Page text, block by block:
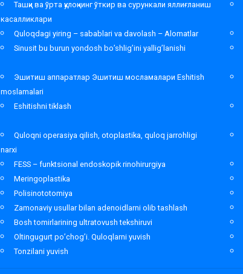
Ташқи ва ўрта қулоқнинг ўткир ва сурункали яллиғланиш
касалликлари
Quloqdagi yiring – sabablari va davolash – Alomatlar
Sinusit bu burun yondosh bo’shlig’ini yallig’lanishi
Эшитиш аппаратлар Эшитиш мосламалари Eshitish
moslamalari
Eshitishni tiklash
Quloqni operasiya qilish, otoplastika, quloq jarrohligi
narxi
FESS – funktsional endoskopik rinohirurgiya
Meringoplastika
Polisinototomiya
Zamonaviy usullar bilan adenoidlarni olib tashlash
Bosh tomirlarining ultratovush tekshiruvi
Oltingugurt po’chog’i. Quloqlarni yuvish
Tonzilani yuvish